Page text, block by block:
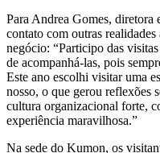
Para Andrea Gomes,
contato com outras
negócio: “Participo das
de acompanhá-las, pois
Este ano escolhi visitar uma
nosso, o que gerou reflexões
cultura organizacional forte,
experiência maravilhosa.”
Na sede do Kumon, os